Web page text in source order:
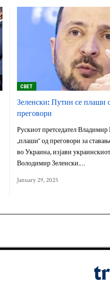
СВЕТ
Зеленски: Путин се плаши
преговори
Рускиот претседател Владимир
„плаши“ од преговори за
во Украина, изјави
Володимир Зеленски.…
January 29, 2025